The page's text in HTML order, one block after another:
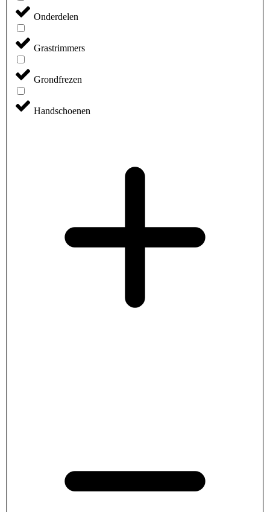
Onderdelen
Grastrimmers
Grondfrezen
Handschoenen